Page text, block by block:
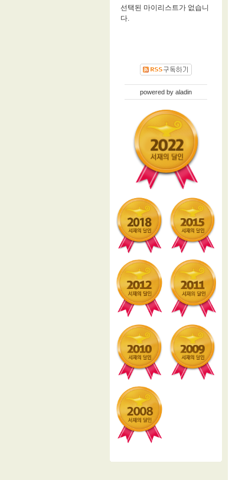
선택된 마이리스트가 없습니
다.
powered by aladin